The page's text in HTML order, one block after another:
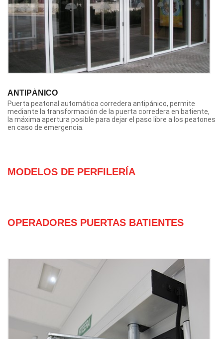
ANTIPÁNICO
Puerta peatonal automática corredera antipánico, permite
mediante la transformación de la puerta corredera en batiente,
la máxima apertura posible para dejar el paso libre a los peatones
en caso de emergencia.
MODELOS DE PERFILERÍA
OPERADORES PUERTAS BATIENTES